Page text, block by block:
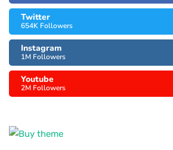
Twitter
654K Followers
Instagram
1M Followers
Youtube
2M Followers